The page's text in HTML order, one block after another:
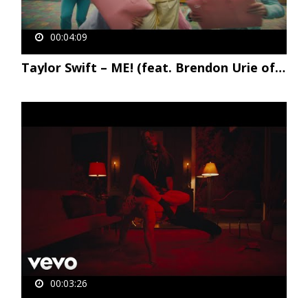
00:04:09
Taylor Swift – ME! (feat. Brendon Urie of Panic! At The Disco)
00:03:26